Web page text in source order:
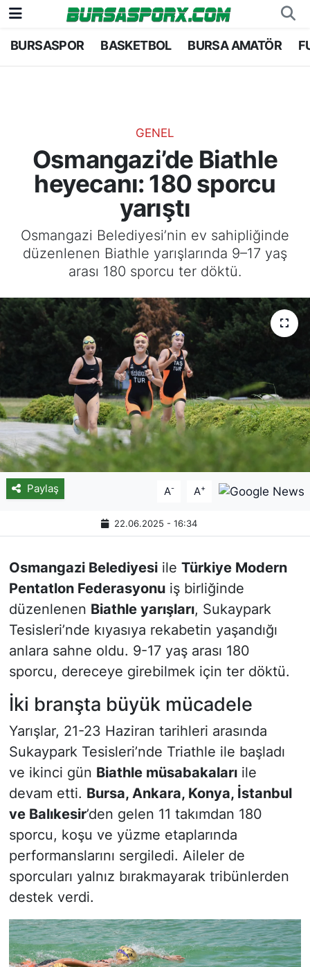
BURSASPOR BASKETBOL BURSA AMATÖR
GENEL
Osmangazi’de Biathle
heyecanı: 180 sporcu
yarıştı
Osmangazi Belediyesi’nin ev sahipliğinde
düzenlenen Biathle yarışlarında 9–17 yaş
arası 180 sporcu ter döktü.
Paylaş A- A+
22.06.2025 - 16:34
Osmangazi Belediyesiile Türkiye Modern
Pentatlon Federasyonuiş birliğinde
düzenlenen Biathle yarışları, Sukaypark
Tesisleri’nde kıyasıya rekabetin yaşandığı
anlara sahne oldu. 9-17 yaş arası 180
sporcu, dereceye girebilmek için ter döktü.
İki branşta büyük mücadele
Yarışlar, 21-23 Haziran tarihleri arasında
Sukaypark Tesisleri’nde Triathle ile başladı
ve ikinci gün Biathle müsabakalarıile
devam etti. Bursa, Ankara, Konya, İstanbul
ve Balıkesir’den gelen 11 takımdan 180
sporcu, koşu ve yüzme etaplarında
performanslarını sergiledi. Aileler de
sporcuları yalnız bırakmayarak tribünlerden
destek verdi.
Bursaspor
Bursa Amatör
Hentbol
Voleybol
Bursa Nöbetçi Eczaneler
Bursa Trafik Yoğunluk Haritası
TFF 1.Lig Puan Durumu ve Fikstür
Tüm Manşetler
Son Dakika Haberleri
Haber Arşivi